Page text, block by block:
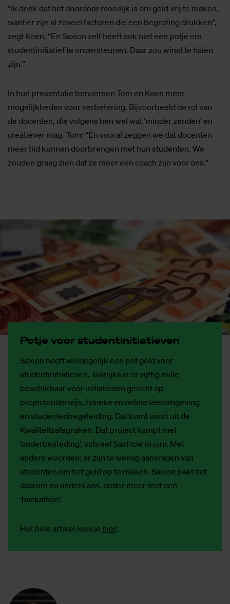
“Ik denk dat het doordoor moeilijk is om geld vrij te maken,
want er zijn al zoveel factoren die een begroting drukken”,
zegt Koen. “En Saxion zelf heeft ook niet een potje om
studentinitiatief te ondersteunen. Daar zou winst te halen
zijn.”
In hun presentatie benoemen Tom en Koen meer
mogelijkheden voor verbetering. Bijvoorbeeld de rol van
de docenten, die volgens hen wel wat ‘minder zenden’ en
creatiever mag. Tom: “En vooral zeggen we dat docenten
meer tijd kunnen doorbrengen met hun studenten. We
zouden graag zien dat ze meer een coach zijn voor ons.”
Pot­je voor stu­den­tini­ti­a­tie­ven
Saxion heeft weldegelijk een pot geld voor
studentinitiatieven. Jaarlijks is er vijftig mille
beschikbaar voor initiatieven gericht op
projectonderwijs, fysieke en online leeromgeving
en studentenbegeleiding. Dat komt voort uit de
Kwaliteitsafspraken. Dat project kampt met
‘onderbesteding’, schreef SaxNow in juni. Met
andere woorden: er zijn te weinig aanvragen van
studenten om het geld op te maken. Saxion pakt het
daarom nu anders aan, onder meer met een
‘hackathon’.
Het hele artikel lees je hier.